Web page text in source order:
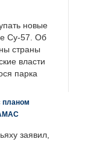
новые
Су-57. Об
страны
власти
парка
планом
заявил,